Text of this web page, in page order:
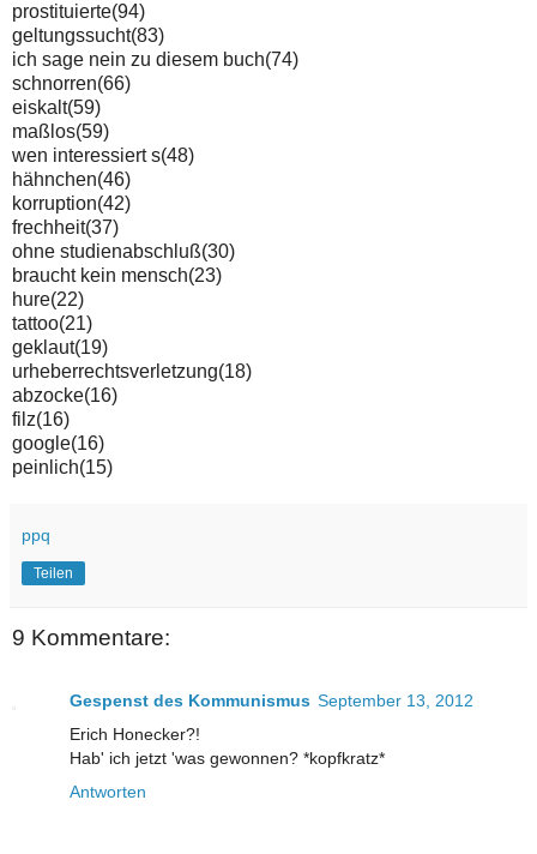
prostituierte(94)
geltungssucht(83)
ich sage nein zu diesem buch(74)
schnorren(66)
eiskalt(59)
maßlos(59)
wen interessiert s(48)
hähnchen(46)
korruption(42)
frechheit(37)
ohne studienabschluß(30)
braucht kein mensch(23)
hure(22)
tattoo(21)
geklaut(19)
urheberrechtsverletzung(18)
abzocke(16)
filz(16)
google(16)
peinlich(15)
ppq
Teilen
9 Kommentare:
Gespenst des Kommunismus September 13, 2012
Erich Honecker?!
Hab' ich jetzt 'was gewonnen? *kopfkratz*
Antworten